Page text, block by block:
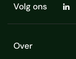
Volg ons
Over